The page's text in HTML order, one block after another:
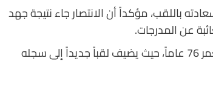
باللقب، مؤكداً أن الانتصار جاء نتيجة جهد
عن المدرجات.
هذا الإنجاز يعزز من أسطورة المدرب فوزي البنزرتي، البالغ من العمر 76 عاماً، حيث يضيف لقباً جديداً إلى سجله